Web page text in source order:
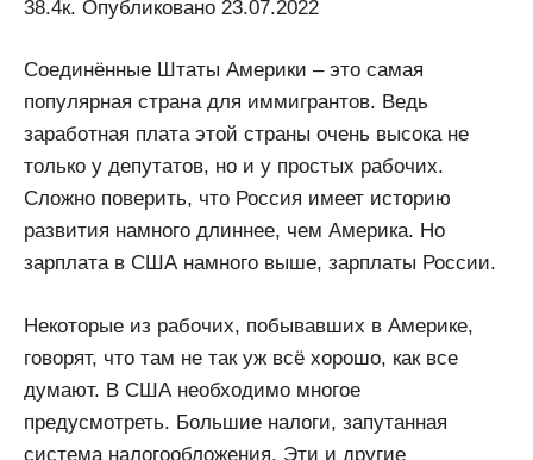
38.4к. Опубликовано 23.07.2022
Соединённые Штаты Америки – это самая
популярная страна для иммигрантов. Ведь
заработная плата этой страны очень высока не
только у депутатов, но и у простых рабочих.
Сложно поверить, что Россия имеет историю
развития намного длиннее, чем Америка. Но
зарплата в США намного выше, зарплаты России.
Некоторые из рабочих, побывавших в Америке,
говорят, что там не так уж всё хорошо, как все
думают. В США необходимо многое
предусмотреть. Большие налоги, запутанная
система налогообложения. Эти и другие